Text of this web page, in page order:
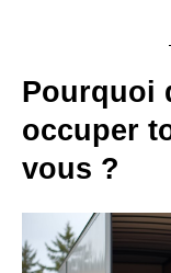
Pourquoi
occuper
vous ?